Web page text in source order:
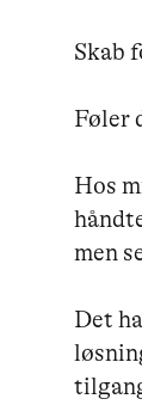
Skab
Føler
Hos
men
Det